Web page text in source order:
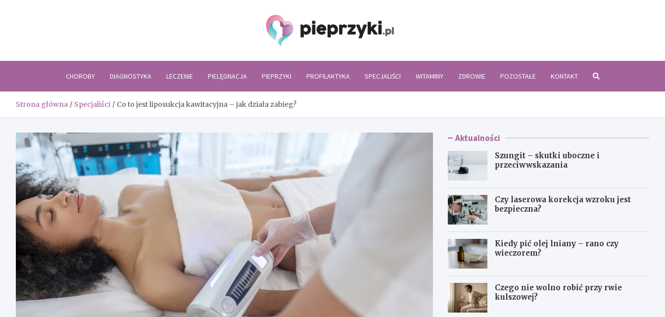
CHOROBY DIAGNOSTYKA LECZENIE PIELĘGNACJA PIEPRZYKI PROFILAKTYKA SPECJALIŚCI WITAMINY ZDROWIE POZOSTAŁE KONTAKT
Strona główna Specjaliści Co to jest liposukcja kawitacyjna – jak działa zabieg?
Aktualności
Szungit – skutki uboczne i
przeciwwskazania
Czy laserowa korekcja wzroku jest
bezpieczna?
Kiedy pić olej lniany – rano czy
wieczorem?
Czego nie wolno robić przy rwie
kulszowej?